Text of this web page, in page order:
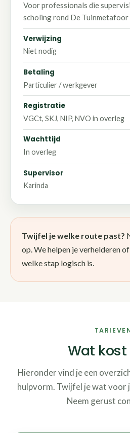
Voor professionals die
scholing rond De Tuinmetafoor
Verwijzing
Niet nodig
Betaling
Particulier / werkgever
Registratie
VGCt, SKJ, NIP, NVO in overleg
Wachttijd
In overleg
Supervisor
Karinda
Twijfel je welke route past?
op. We helpen je verhelderen
welke stap logisch is.
Wat kost
Hieronder vind je een
hulpvorm. Twijfel je wat voor
Neem gerust